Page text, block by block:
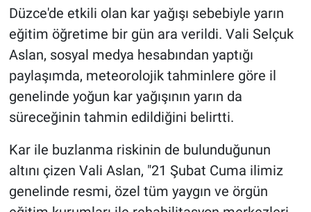
Düzce'de etkili olan kar yağışı sebebiyle yarın
eğitim öğretime bir gün ara verildi. Vali Selçuk
Aslan, sosyal medya hesabından yaptığı
paylaşımda, meteorolojik tahminlere göre il
genelinde yoğun kar yağışının yarın da
süreceğinin tahmin edildiğini belirtti.
Kar ile buzlanma riskinin de bulunduğunun
altını çizen Vali Aslan, "21 Şubat Cuma ilimiz
genelinde resmi, özel tüm yaygın ve örgün